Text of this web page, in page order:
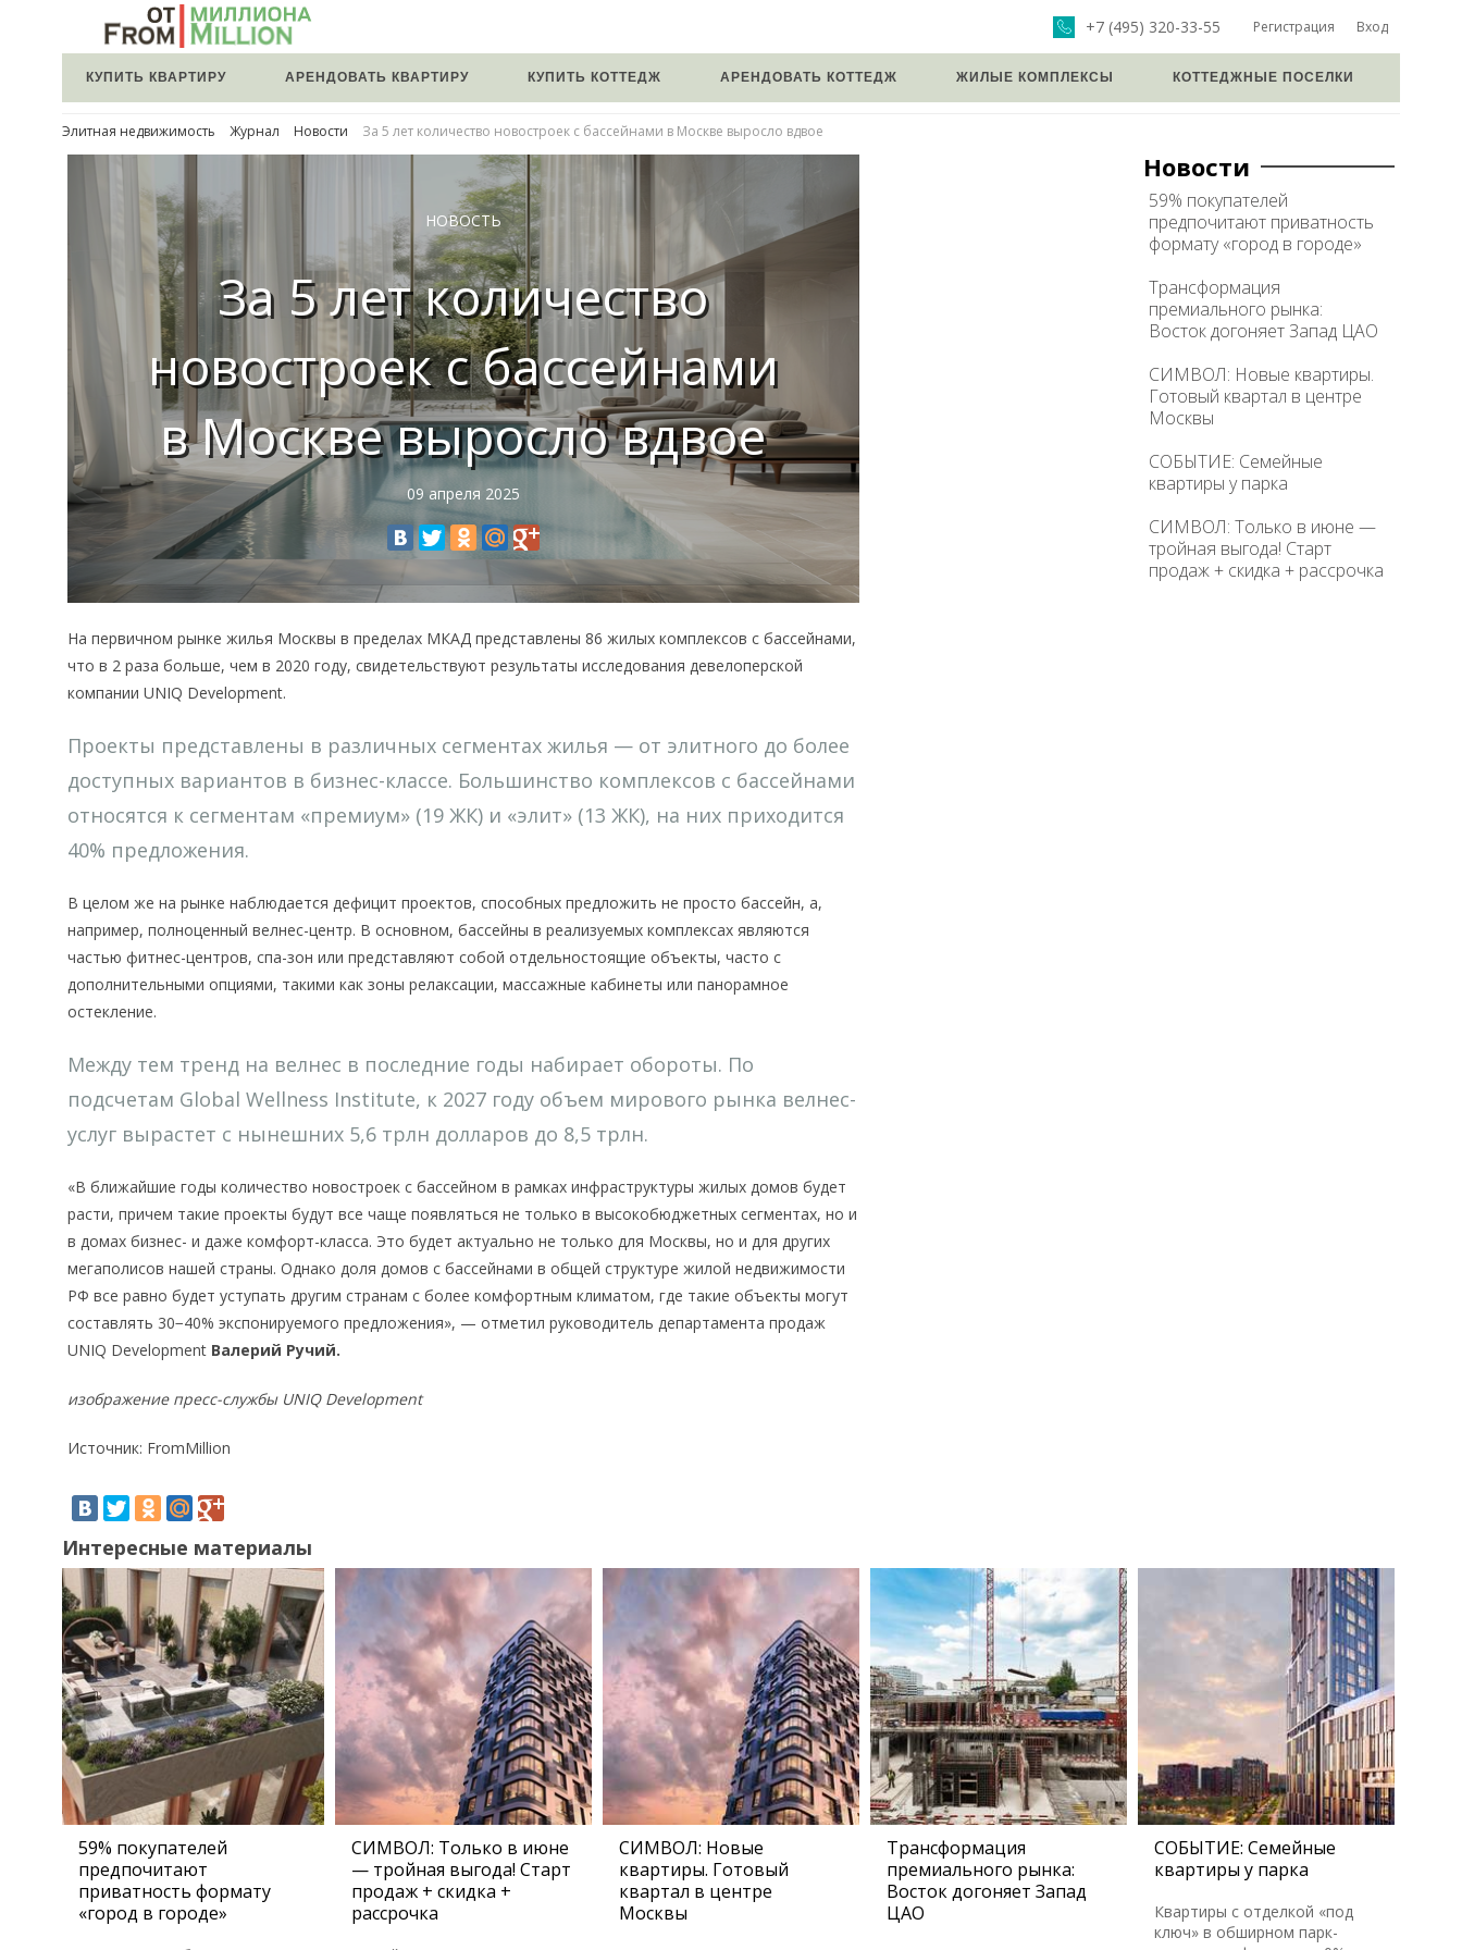
Регистрация Вход
+7 (495) 320-33-55
КУПИТЬ КВАРТИРУ АРЕНДОВАТЬ КВАРТИРУ КУПИТЬ КОТТЕДЖ АРЕНДОВАТЬ КОТТЕДЖ ЖИЛЫЕ КОМПЛЕКСЫ КОТТЕДЖНЫЕ ПОСЕЛКИ
Элитная недвижимость Журнал Новости За 5 лет количество новостроек с бассейнами в Москве выросло вдвое
НОВОСТЬ
За 5 лет количество
новостроек с бассейнами
в Москве выросло вдвое
09 апреля 2025
На первичном рынке жилья Москвы в пределах МКАД представлены 86 жилых комплексов с бассейнами,
что в 2 раза больше, чем в 2020 году, свидетельствуют результаты исследования девелоперской
компании UNIQ Development.
Проекты представлены в различных сегментах жилья — от элитного до более
доступных вариантов в бизнес-классе. Большинство комплексов с бассейнами
относятся к сегментам «премиум» (19 ЖК) и «элит» (13 ЖК), на них приходится
40% предложения.
В целом же на рынке наблюдается дефицит проектов, способных предложить не просто бассейн, а,
например, полноценный велнес-центр. В основном, бассейны в реализуемых комплексах являются
частью фитнес-центров, спа-зон или представляют собой отдельностоящие объекты, часто с
дополнительными опциями, такими как зоны релаксации, массажные кабинеты или панорамное
остекление.
Между тем тренд на велнес в последние годы набирает обороты. По
подсчетам Global Wellness Institute, к 2027 году объем мирового рынка велнес-
услуг вырастет с нынешних 5,6 трлн долларов до 8,5 трлн.
«В ближайшие годы количество новостроек с бассейном в рамках инфраструктуры жилых домов будет
расти, причем такие проекты будут все чаще появляться не только в высокобюджетных сегментах, но и
в домах бизнес- и даже комфорт-класса. Это будет актуально не только для Москвы, но и для других
мегаполисов нашей страны. Однако доля домов с бассейнами в общей структуре жилой недвижимости
РФ все равно будет уступать другим странам с более комфортным климатом, где такие объекты могут
составлять 30−40% экспонируемого предложения», — отметил руководитель департамента продаж
UNIQ Development Валерий Ручий.
изображение пресс-службы UNIQ Development
Источник: FromMillion
Новости
59% покупателей
предпочитают приватность
формату «город в городе»
Трансформация
премиального рынка:
Восток догоняет Запад ЦАО
СИМВОЛ: Новые квартиры.
Готовый квартал в центре
Москвы
СОБЫТИЕ: Семейные
квартиры у парка
СИМВОЛ: Только в июне —
тройная выгода! Старт
продаж + скидка + рассрочка
Интересные материалы
59% покупателей
предпочитают
приватность формату
«город в городе»
СИМВОЛ: Только в июне
— тройная выгода! Старт
продаж + скидка +
рассрочка
СИМВОЛ: Новые
квартиры. Готовый
квартал в центре
Москвы
Трансформация
премиального рынка:
Восток догоняет Запад
ЦАО
СОБЫТИЕ: Семейные
квартиры у парка
Квартиры с отделкой «под
ключ» в обширном парк-